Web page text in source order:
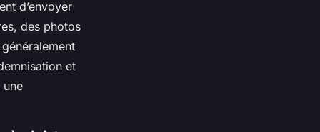
d’envoyer
des photos
et